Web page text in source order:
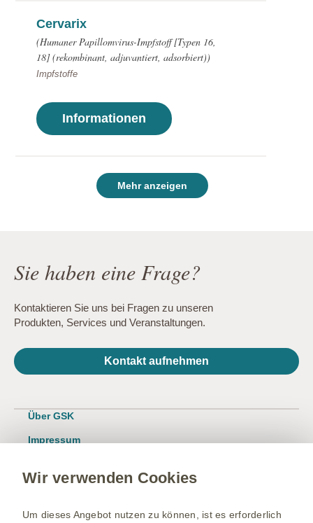
Cervarix
(Humaner Papillomvirus-Impfstoff [Typen 16,
18] (rekombinant, adjuvantiert, adsorbiert))
Impfstoffe
Informationen
Mehr anzeigen
Sie haben eine Frage?
Kontaktieren Sie uns bei Fragen zu unseren
Produkten, Services und Veranstaltungen.
Kontakt aufnehmen
Über GSK
Impressum
Kontakt/Nebenwirkung melden
Wir verwenden Cookies
Um dieses Angebot nutzen zu können, ist es erforderlich